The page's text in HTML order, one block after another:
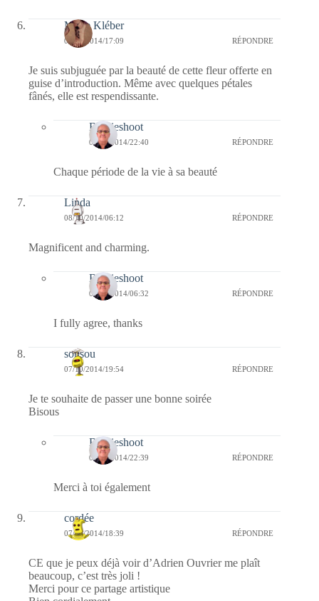
Marie Kléber
08/10/2014/17:09 RÉPONDRE
Je suis subjuguée par la beauté de cette fleur offerte en
guise d’introduction. Même avec quelques pétales
fânés, elle est respendissante.
Bernieshoot
08/10/2014/22:40 RÉPONDRE
Chaque période de la vie à sa beauté
Linda
08/10/2014/06:12 RÉPONDRE
Magnificent and charming.
Bernieshoot
08/10/2014/06:32 RÉPONDRE
I fully agree, thanks
sousou
07/10/2014/19:54 RÉPONDRE
Je te souhaite de passer une bonne soirée
Bisous
Bernieshoot
07/10/2014/22:39 RÉPONDRE
Merci à toi également
cordée
07/10/2014/18:39 RÉPONDRE
CE que je peux déjà voir d’Adrien Ouvrier me plaît
beaucoup, c’est très joli !
Merci pour ce partage artistique